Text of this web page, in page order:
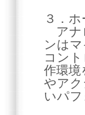
３．
アナ
ンは
コン
作環境
やア
いパフ